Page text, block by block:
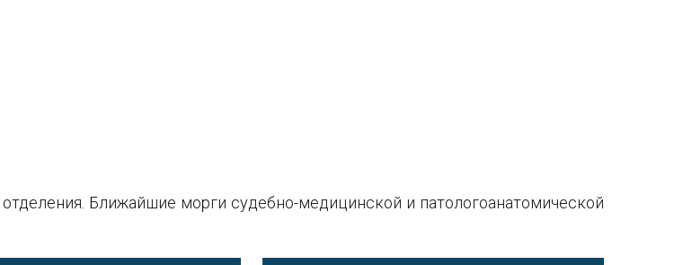
Ближайшие морги судебно-медицинской и патологоанатомической